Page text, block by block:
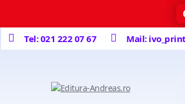
Tel: 021 222 07 67 Mail: